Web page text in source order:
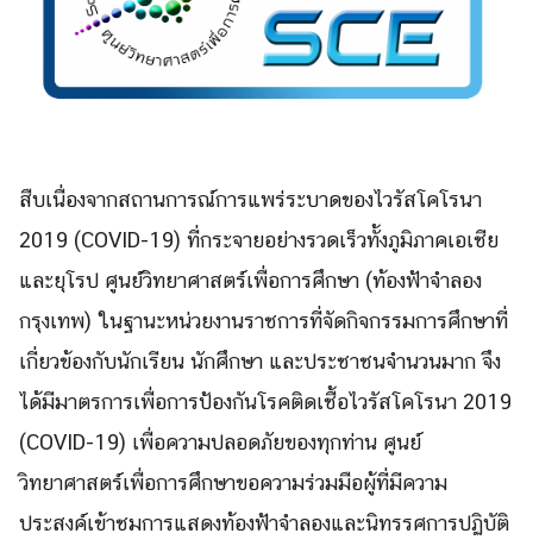
สืบเนื่องจากสถานการณ์การแพร่ระบาดของไวรัสโคโรนา
2019 (COVID-19) ที่กระจายอย่างรวดเร็วทั้งภูมิภาคเอเชีย
และยุโรป ศูนย์วิทยาศาสตร์เพื่อการศึกษา (ท้องฟ้าจำลอง
กรุงเทพ) ในฐานะหน่วยงานราชการที่จัดกิจกรรมการศึกษาที่
เกี่ยวข้องกับนักเรียน นักศึกษา และประชาชนจำนวนมาก จึง
ได้มีมาตรการเพื่อการป้องกันโรคติดเชื้อไวรัสโคโรนา 2019
(COVID-19) เพื่อความปลอดภัยของทุกท่าน ศูนย์
วิทยาศาสตร์เพื่อการศึกษาขอความร่วมมือผู้ที่มีความ
ประสงค์เข้าชมการแสดงท้องฟ้าจำลองและนิทรรศการปฏิบัติ